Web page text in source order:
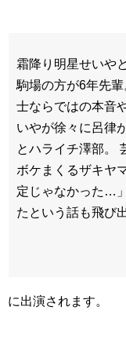
霜降り明星せいや
駒場の方が6年先
士ならではの本音
いやが徐々に呂律
とハライチ澤部。
ボケまくるザキヤ
定じゃなかった…
たという話も飛び
に出演されます。